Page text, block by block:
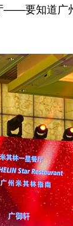
——要知道